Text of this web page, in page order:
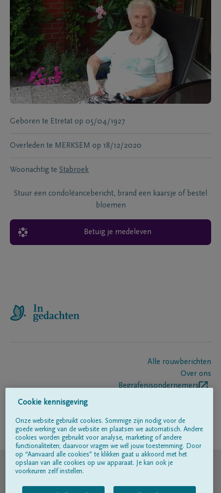
Geboren te Etretat op 05/04/1927
Overleden te MERKSEM op 18/12/2020
Woonachtig te Stabroek
Stuur een condoléancebericht, brand een kaarsje of bestel
bloemen
Betuig je medeleven
Alle rouwberichten
Over ons
Begrafenisondernemers
Volg ons op
© DELA
Gebruiksvoorwaarden
Cookie kennisgeving
Onze website gebruikt cookies. Sommige zijn nodig voor de
goede werking van de website en plaatsen we automatisch. Andere
cookies worden gebruikt voor analyse, marketing of andere
functionaliteiten; daarvoor vragen we wél jouw toestemming. Door
op “Aanvaard alle cookies” te klikken gaat u akkoord met het
opslaan van alle cookies op uw apparaat. Je kan ook je
voorkeuren zelf instellen.